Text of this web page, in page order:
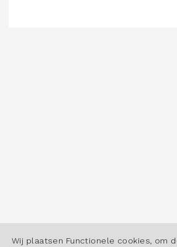
Wij plaatsen Functionele cookies, om